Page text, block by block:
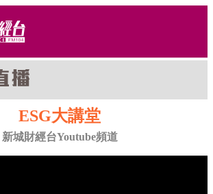
ESG大講堂
新城財經台Youtube頻道